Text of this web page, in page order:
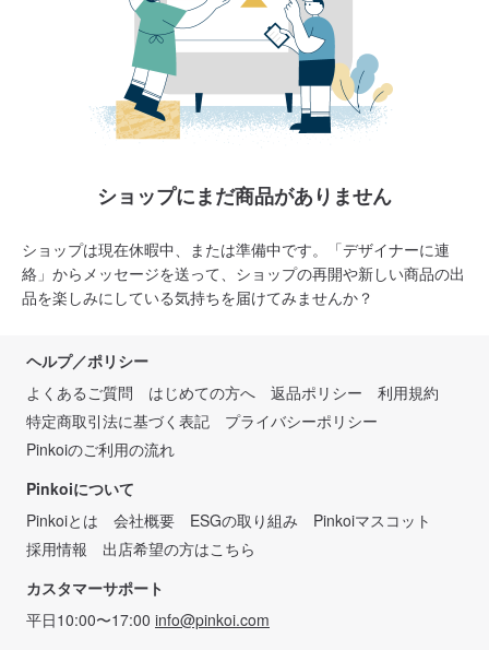
ショップにまだ商品がありません
ショップは現在休暇中、または準備中です。「デザイナーに連
絡」からメッセージを送って、ショップの再開や新しい商品の出
品を楽しみにしている気持ちを届けてみませんか？
ヘルプ／ポリシー
よくあるご質問
はじめての方へ 返品ポリシー
利用規約
特定商取引法に基づく表記
プライバシーポリシー
Pinkoiのご利用の流れ
Pinkoiについて
Pinkoiとは
会社概要 ESGの取り組み
Pinkoiマスコット
採用情報
出店希望の方はこちら
カスタマーサポート
平日10:00〜17:00 info@pinkoi.com